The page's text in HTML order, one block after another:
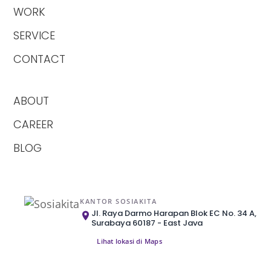
WORK
SERVICE
CONTACT
ABOUT
CAREER
BLOG
KANTOR SOSIAKITA
Jl. Raya Darmo Harapan Blok EC No. 34 A,
Surabaya 60187 - East Java
Lihat lokasi di Maps